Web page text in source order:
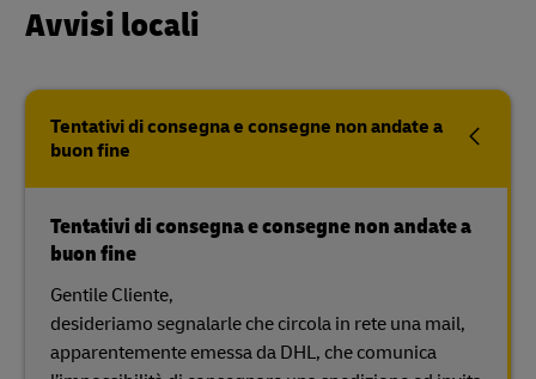
Avvisi locali
Tentativi di consegna e consegne non andate a
buon fine
Tentativi di consegna e consegne non andate a
buon fine
Gentile Cliente,
desideriamo segnalarle che circola in rete una mail,
apparentemente emessa da DHL, che comunica